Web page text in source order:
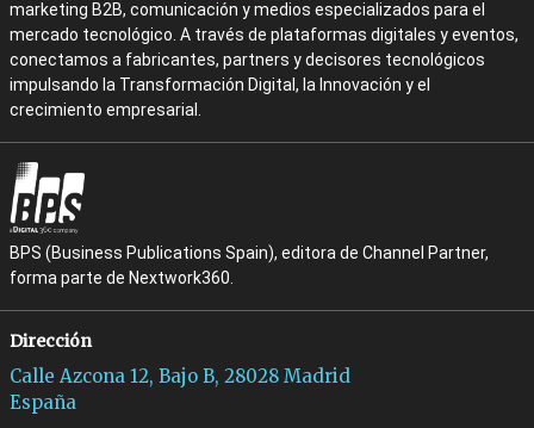
marketing B2B, comunicación y medios especializados para el
mercado tecnológico. A través de plataformas digitales y eventos,
conectamos a fabricantes, partners y decisores tecnológicos
impulsando la Transformación Digital, la Innovación y el
crecimiento empresarial.
BPS (Business Publications Spain), editora de Channel Partner,
forma parte de Nextwork360.
Dirección
Calle Azcona 12, Bajo B, 28028 Madrid
España